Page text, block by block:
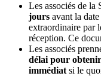
Les associés de
jours avant la
extraordinaire par
réception. Ce
Les associés
délai pour
immédiat si le